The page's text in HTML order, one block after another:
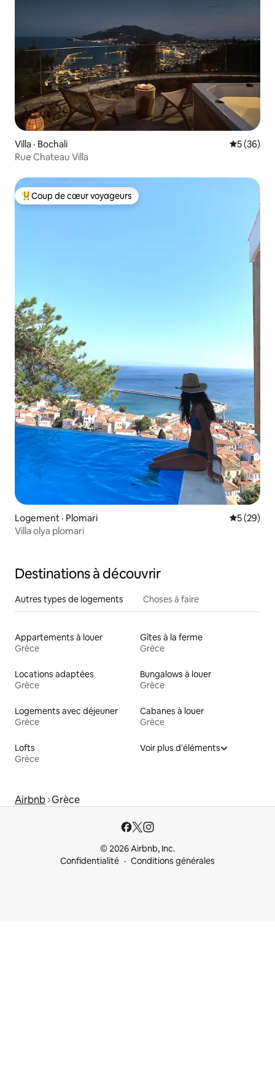
Villa · Bochali Note
5 (36)
Rue Chateau Villa
Coup de cœur voyageurs parmi les plus aimés
Coup de cœur voyageurs
Logement · Plomari Note
5 (29)
Villa olya plomari
Destinations à découvrir
Autres types de logements Choses à faire
Appartements à louer
Grèce
Gîtes à la ferme
Grèce
Locations adaptées
Grèce
Bungalows à louer
Grèce
Logements avec déjeuner
Grèce
Cabanes à louer
Grèce
Lofts
Grèce
Voir plus d'éléments
Airbnb Grèce
© 2026 Airbnb, Inc.
Confidentialité
Conditions générales